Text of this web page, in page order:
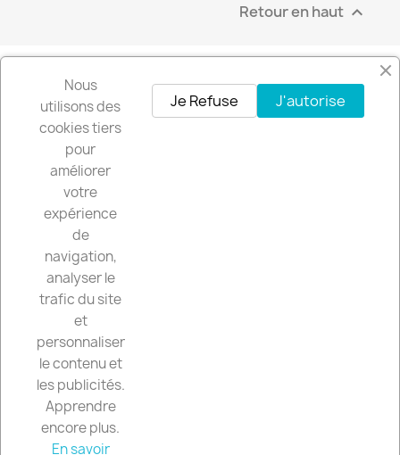
Retour en haut 
FacebookInstagram
Recevez nos offres spéciales
Vous pouvez vous désinscrire à tout moment. Vous trouverez pour cela
nos informations de contact dans les conditions d'utilisation du site.
CGV
VOTRE COMPTE
INFORMATIONS
Nous
utilisons des
cookies tiers
pour
améliorer
votre
expérience
de
navigation,
analyser le
trafic du site
et
personnaliser
le contenu et
les publicités.
Apprendre
encore plus.
En savoir
J'autorise
Je Refuse